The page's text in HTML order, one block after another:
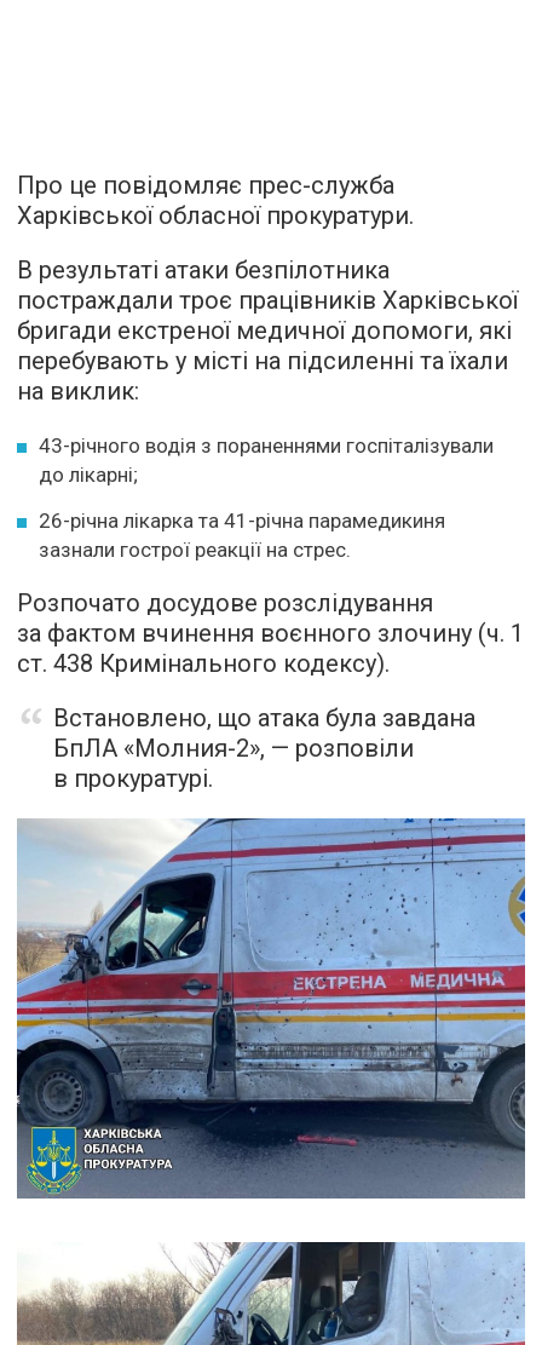
Про це повідомляє прес-служба
Харківської обласної прокуратури.
В результаті атаки безпілотника
постраждали троє працівників Харківської
бригади екстреної медичної допомоги, які
перебувають у місті на підсиленні та їхали
на виклик:
43-річного водія з пораненнями госпіталізували
до лікарні;
26-річна лікарка та 41-річна парамедикиня
зазнали гострої реакції на стрес.
Розпочато досудове розслідування
за фактом вчинення воєнного злочину (ч. 1
ст. 438 Кримінального кодексу).
Встановлено, що атака була завдана
БпЛА «Молния-2», — розповіли
в прокуратурі.